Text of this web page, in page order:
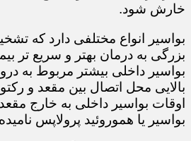
خارش شود.
بواسیر انواع مختلفی دارد که
بزرگی به درمان بهتر و سریع تر
بواسیر داخلی بیشتر مربوط به
بالایی محل اتصال بین مقعد و
اوقات بواسیر داخلی به خارج
بواسیر یا هموروئید پرولاپس